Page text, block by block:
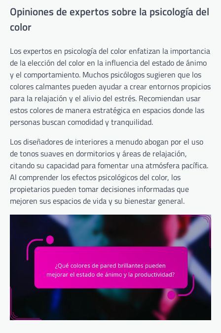
Opiniones de expertos sobre la psicología del
color
Los expertos en psicología del color enfatizan la importancia
de la elección del color en la influencia del estado de ánimo
y el comportamiento. Muchos psicólogos sugieren que los
colores calmantes pueden ayudar a crear entornos propicios
para la relajación y el alivio del estrés. Recomiendan usar
estos colores de manera estratégica en espacios donde las
personas buscan comodidad y tranquilidad.
Los diseñadores de interiores a menudo abogan por el uso
de tonos suaves en dormitorios y áreas de relajación,
citando su capacidad para fomentar una atmósfera pacífica.
Al comprender los efectos psicológicos del color, los
propietarios pueden tomar decisiones informadas que
mejoren sus espacios de vida y su bienestar general.